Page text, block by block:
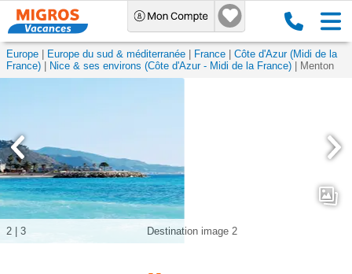
Europe Europe du sud & méditerranée France
Côte d'Azur (Midi de la
France)
Nice & ses environs (Côte d'Azur - Midi de la France) Menton
Destination image 2
2 3